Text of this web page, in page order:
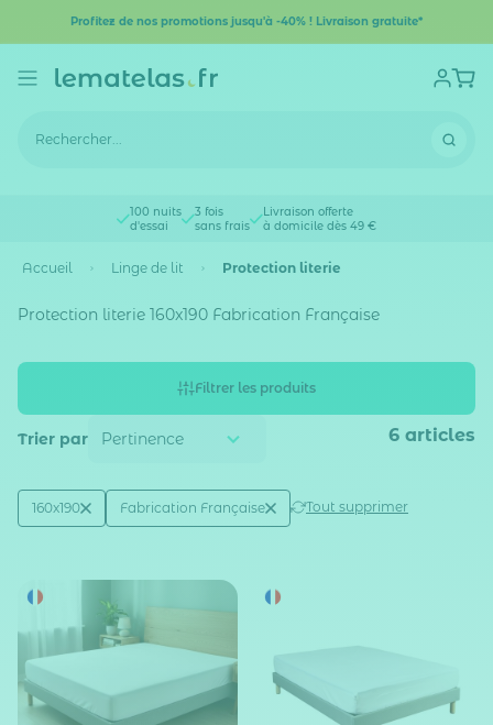
Profitez de nos promotions jusqu'à -40% ! Livraison gratuite*
100 nuits
d'essai
3 fois
sans frais
Livraison offerte
à domicile dès 49 €
Accueil Linge de lit Protection literie
Protection literie 160x190 Fabrication Française
Filtrer les produits
Trier par 6 articles
Active filtering (2)
Taille matelas (en cm)
160x190 Fabrication française
Fabrication Française Tout supprimer